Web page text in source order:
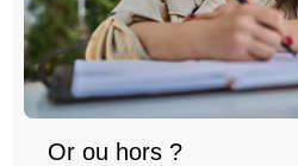
Or ou hors ?